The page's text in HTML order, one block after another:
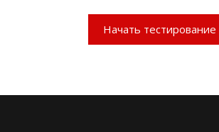
Начать тестирование